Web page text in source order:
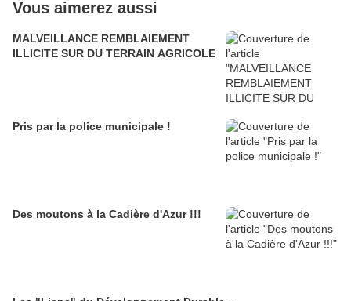
Vous aimerez aussi
MALVEILLANCE REMBLAIEMENT
ILLICITE SUR DU TERRAIN AGRICOLE
Pris par la police municipale !
Des moutons à la Cadière d'Azur !!!